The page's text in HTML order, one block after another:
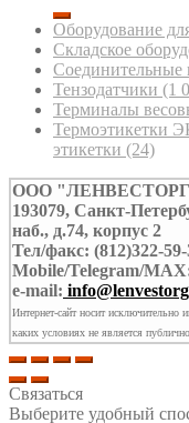
Оборудование
Складское
Соединительные
Тензодатчики (1
Терминалы
Термоэтикетки
этикетки (24)
ООО
193079, Санкт-
наб., д.74, корпус 2
Тел/факс: (812)322-
Mobile/Telegram/
e-mail:
Интернет-сайт носит
каких условиях не является
Связаться
Выберите удобный